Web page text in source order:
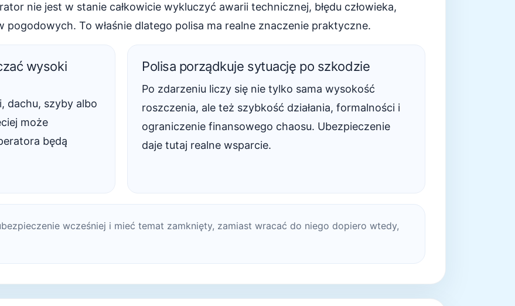
nie jest w stanie całkowicie wykluczyć awarii technicznej, błędu człowieka,
pogodowych. To właśnie dlatego polisa ma realne znaczenie praktyczne.
wysoki
dachu, szyby albo
może
będą
Polisa porządkuje sytuację po szkodzie
Po zdarzeniu liczy się nie tylko sama wysokość
roszczenia, ale też szybkość działania, formalności i
ograniczenie finansowego chaosu. Ubezpieczenie
daje tutaj realne wsparcie.
wcześniej i mieć temat zamknięty, zamiast wracać do niego dopiero wtedy,